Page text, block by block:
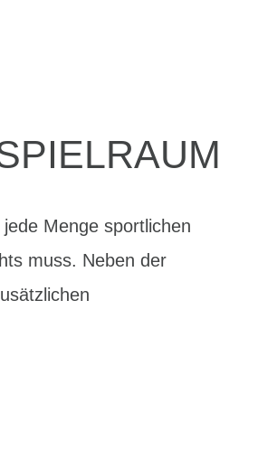
Menge sportlichen
muss. Neben der